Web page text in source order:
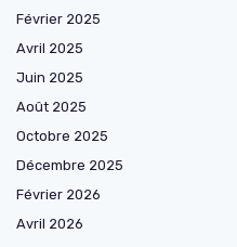
Février 2025
Avril 2025
Juin 2025
Août 2025
Octobre 2025
Décembre 2025
Février 2026
Avril 2026